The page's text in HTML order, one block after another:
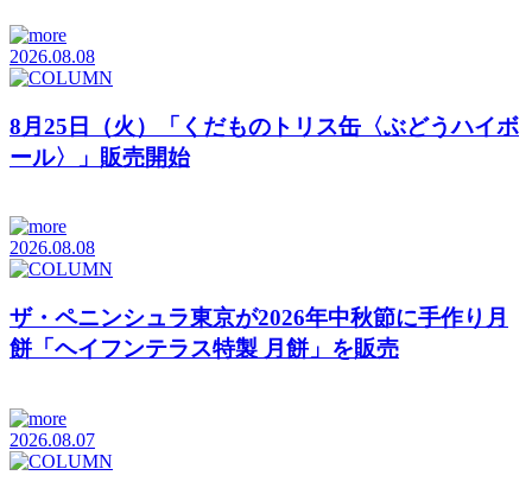
2026.08.08
8月25日（火）「くだものトリス缶〈ぶどうハイボ
ール〉」販売開始
2026.08.08
ザ・ペニンシュラ東京が2026年中秋節に手作り月
餅「ヘイフンテラス特製 月餅」を販売
2026.08.07